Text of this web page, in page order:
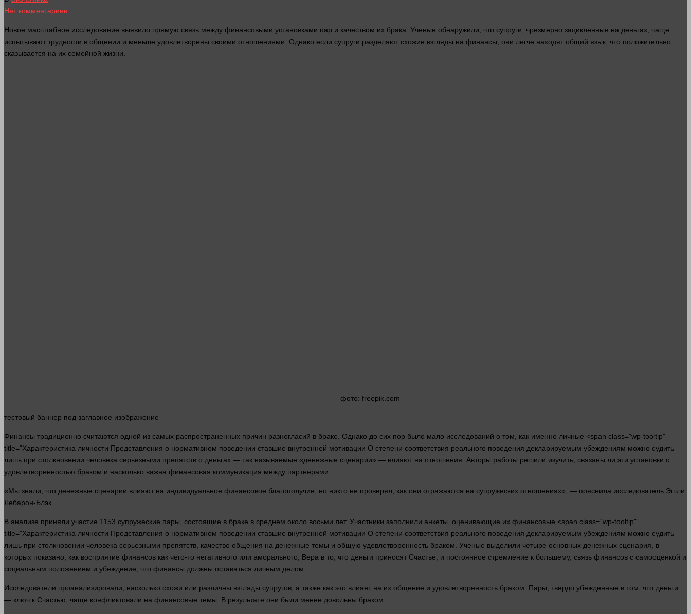
Нет комментариев
Новое масштабное исследование выявило прямую связь между финансовыми установками пар и качеством их брака. Ученые обнаружили, что супруги, чрезмерно зацикленные на деньгах, чаще
испытывают трудности в общении и меньше удовлетворены своими отношениями. Однако если супруги разделяют схожие взгляды на финансы, они легче находят общий язык , что положительно
сказывается на их семейной жизни
фото: freepik.com
тестовый баннер под заглавное изображение
Финансы традиционно считаются одной из самых распространенных причин разногласий в браке. Однако до сих пор было мало исследований о том, как именно личные <span class="wp-tooltip"
title="Характеристика личности Представления о нормативном поведении ставшие внутренней мотивации О степени соответствия реального поведения декларируемым убеждениям можно судить
лишь при столкновении человека серьезными препятств о деньгах — так называемые «денежные сценарии» — влияют на отношения. Авторы работы решили изучить, связаны ли эти установки с
удовлетворенностью браком и насколько важна финансовая коммуникация между партнерами.
«Мы знали, что денежные сценарии влияют на индивидуальное финансовое благополучие, но никто не проверял, как они отражаются на супружеских отношениях», — пояснила исследователь Эшли
Лебарон-Блэк.
В анализе приняли участие 1153 супружеские пары, состоящие в браке в среднем около восьми лет. Участники заполнили анкеты, оценивающие их финансовые <span class="wp-tooltip"
title="Характеристика личности Представления о нормативном поведении ставшие внутренней мотивации О степени соответствия реального поведения декларируемым убеждениям можно судить
лишь при столкновении человека серьезными препятств, качество общения на денежные темы и общую удовлетворенность браком. Ученые выделили четыре основных денежных сценария, в
которых показано, как восприятие финансов как чего-то негативного или аморального, Вера в то, что деньги приносят Счастье , и постоянное стремление к большему, связь финансов с самооценкой и
социальным положением и убеждение, что финансы должны оставаться личным делом.
Исследователи проанализировали, насколько схожи или различны взгляды супругов, а также как это влияет на их общение и удовлетворенность браком. Пары, твердо убежденные в том, что деньги
— ключ к Счастью , чаще конфликтовали на финансовые темы. В результате они были менее довольны браком.